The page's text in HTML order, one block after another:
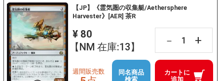
【JP】《霊気圏の収集艇/Aethersphere
Harvester》[AER] 茶R
¥ 80
【NM 在庫:13】
－ +
カートに
追加
週間販売数
同名商品
検索